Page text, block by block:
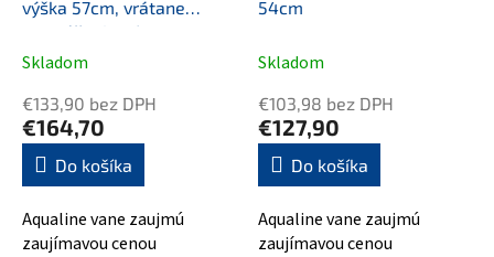
výška 57cm, vrátane
montážnej sady
Skladom
€133,90 bez DPH
€164,70
Do košíka
Aqualine vane zaujmú
zaujímavou cenou
54cm
Skladom
€103,98 bez DPH
€127,90
Do košíka
Aqualine vane zaujmú
zaujímavou cenou